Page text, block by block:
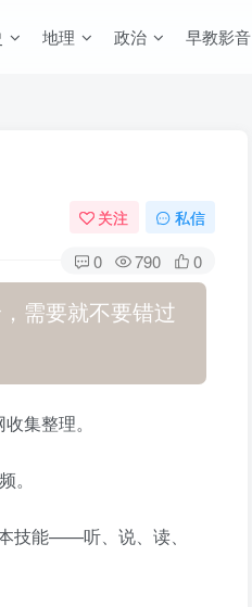
地理 政治 早教影音
关注 私信
0 790 0
需要就不要错过
集整理。
。
技能——听、说、读、